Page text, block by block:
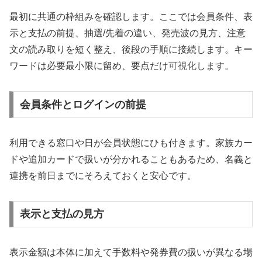
最初に共通の枠組みを確認します。ここでは会員条件、表
示と支払の前提、抽選/先着の違い、発売波の見方、注意
文の読み取りを短く整え、後段の手順に接続します。キー
ワードは必要最小限に留め、要点だけ可視化します。
会員条件とログインの前提
利用できる窓口や日が会員状態にひも付きます。家族カー
ドや追加カードで扱いが分かれることもあるため、名義と
連携を前日までにそろえておくと安心です。
表示と支払の見方
表示金額は本体に加えて手数料や発券費の扱いが異なる場